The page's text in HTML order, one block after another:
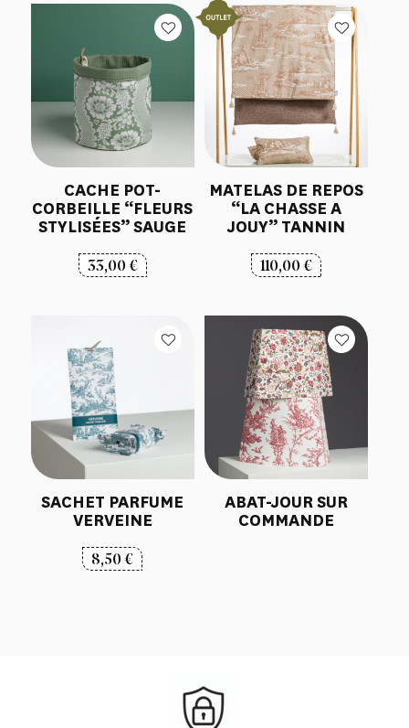
CACHE POT-
CORBEILLE “FLEURS
STYLISÉES” SAUGE
33,00€
MATELAS DE REPOS
“LA CHASSE A
JOUY” TANNIN
110,00€
SACHET PARFUME
VERVEINE
8,50€
ABAT-JOUR SUR
COMMANDE